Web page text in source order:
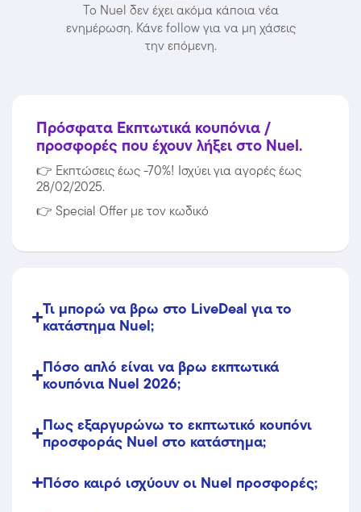
Το Nuel δεν έχει ακόμα κάποια νέα
ενημέρωση. Κάνε follow για να μη χάσεις
την επόμενη.
Πρόσφατα Εκπτωτικά κουπόνια /
προσφορές που έχουν λήξει στο Nuel.
👉 Εκπτώσεις έως -70%! Ισχύει για αγορές έως
28/02/2025.
👉 Special Offer με τον κωδικό
Τι μπορώ να βρω στο LiveDeal για το
κατάστημα Nuel;
Πόσο απλό είναι να βρω εκπτωτικά
κουπόνια Nuel 2026;
Πως εξαργυρώνω το εκπτωτικό κουπόνι
προσφοράς Nuel στο κατάστημα;
Πόσο καιρό ισχύουν οι Nuel προσφορές;